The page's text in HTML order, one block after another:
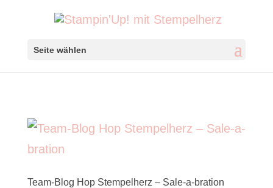
Seite wählen
Team-Blog Hop Stempelherz – Sale-a-bration